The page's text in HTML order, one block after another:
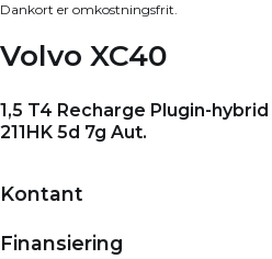
Dankort er omkostningsfrit.
Volvo XC40
1,5 T4 Recharge Plugin-
211HK 5d 7g Aut.
Kontant
Finansiering